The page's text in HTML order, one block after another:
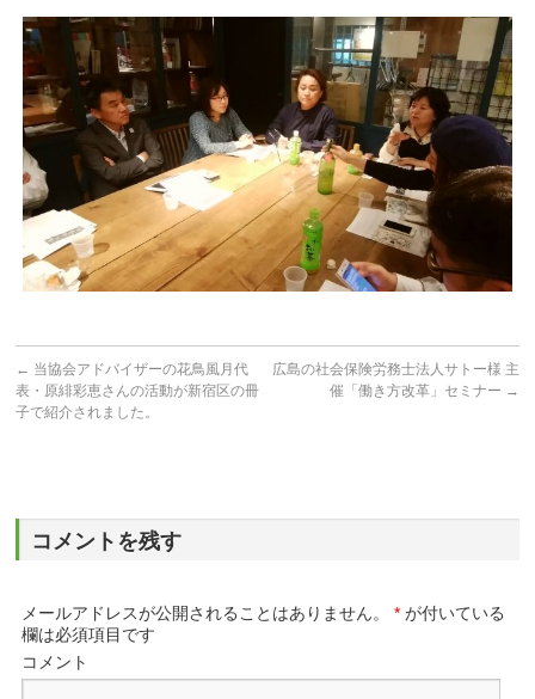
← 当協会アドバイザーの花鳥風月代
表・原緋彩恵さんの活動が新宿区の冊
子で紹介されました。
広島の社会保険労務士法人サトー様 主
催「働き方改革」セミナー →
コメントを残す
メールアドレスが公開されることはありません。 * が付いている
欄は必須項目です
コメント